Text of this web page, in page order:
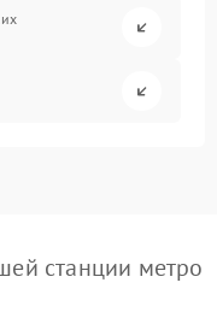
станции метро